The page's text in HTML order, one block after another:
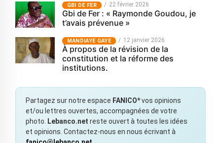
GBI DE FER 22 février 2026
Gbi de Fer : « Raymonde Goudou, je
t’avais prévenue »
MANDIAYE GAYE 12 janvier 2026
À propos de la révision de la
constitution et la réforme des
institutions.
Partagez sur notre espace FANICO*vos opinions
et/ou lettres ouvertes, accompagnées de votre
photo.
Lebanco.net reste ouvert à toutes les idées
et opinions. Contactez-nous en nous écrivant à